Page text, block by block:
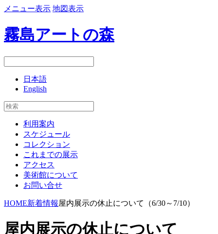
メニュー表示 地図表示
霧島アートの森
日本語
English
利用案内
スケジュール
コレクション
これまでの展示
アクセス
美術館について
お問い合せ
HOME新着情報 屋内展示の休止について（6/30～7/10）
屋内展示の休止について